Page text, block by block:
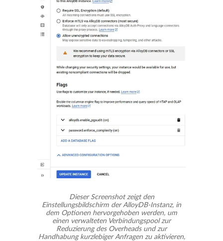
Dieser Screenshot zeigt den
Einstellungsbildschirm der AlloyDB-Instanz, in
dem Optionen hervorgehoben werden, um
einen verwalteten Verbindungspool zur
Reduzierung des Overheads und zur
Handhabung kurzlebiger Anfragen zu aktivieren,